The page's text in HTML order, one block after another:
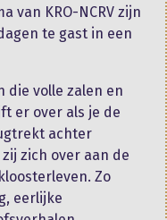
van KRO-NCRV zijn
te gast in een
die volle zalen en
er over als je de
achter
zich over aan de
Zo
eerlijke